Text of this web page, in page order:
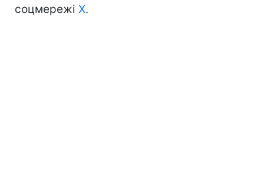
соцмережі Х.